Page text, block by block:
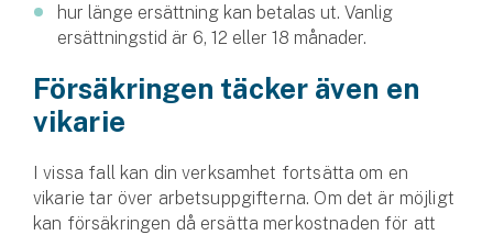
Gruppförsäkringar
Kommunolycksfall
Försäkring via förmedlare
hur länge ersättning kan betalas ut. Vanlig
ersättningstid är 6, 12 eller 18 månader.
Försäkringen täcker även en
vikarie
I vissa fall kan din verksamhet fortsätta om en
vikarie tar över arbetsuppgifterna. Om det är möjligt
kan försäkringen då ersätta merkostnaden för att